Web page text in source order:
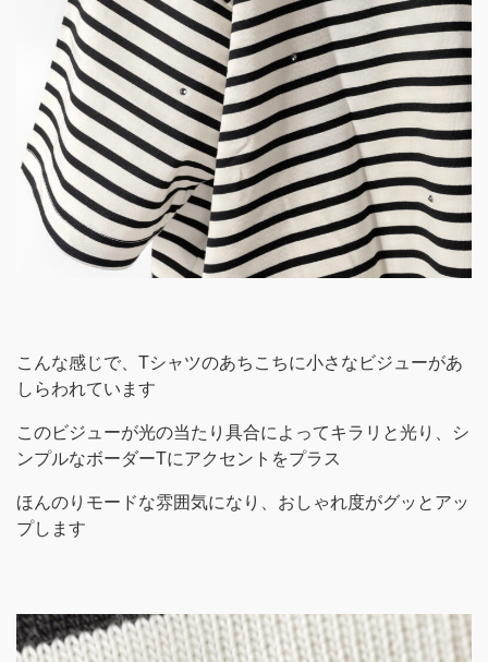
こんな感じで、Tシャツのあちこちに小さなビジューがあ
しらわれています
このビジューが光の当たり具合によってキラリと光り、シ
ンプルなボーダーTにアクセントをプラス
ほんのりモードな雰囲気になり、おしゃれ度がグッとアッ
プします